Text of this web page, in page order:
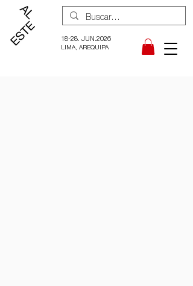
18-28. JUN.2026
LIMA, AREQUIPA